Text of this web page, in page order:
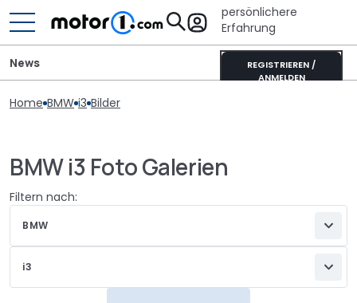
persönlichere
Erfahrung
REGISTRIEREN /
ANMELDEN
News
Home BMW i3 Bilder
BMW i3 Foto Galerien
Filtern nach:
BMW
i3